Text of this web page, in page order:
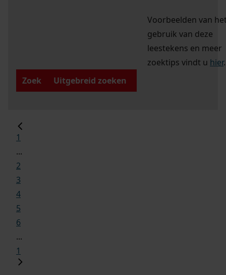
Voorbeelden van
gebruik van deze
leestekens en meer
zoektips vindt u hier.
Zoek
Uitgebreid zoeken
1
...
2
3
4
5
6
...
1